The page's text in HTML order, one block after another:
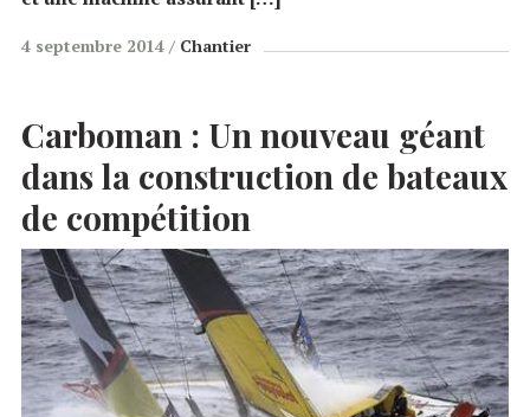
4 septembre 2014 Chantier
Carboman : Un nouveau géant
dans la construction de bateaux
de compétition